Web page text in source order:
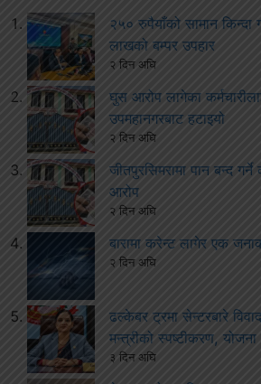
२५० रुपैयाँको सामान
लाखको बम्पर उपहार
२ दिन अघि
घुस आरोप लागेका
उपमहानगरबाट हटाइयो
२ दिन अघि
जीतपुरसिमरामा पान बन्द
आरोप
२ दिन अघि
बारामा करेन्ट लागेर एक
२ दिन अघि
ढल्केबर ट्रमा सेन्टरबारे
मन्त्रीको स्पष्टीकरण, योजना
३ दिन अघि